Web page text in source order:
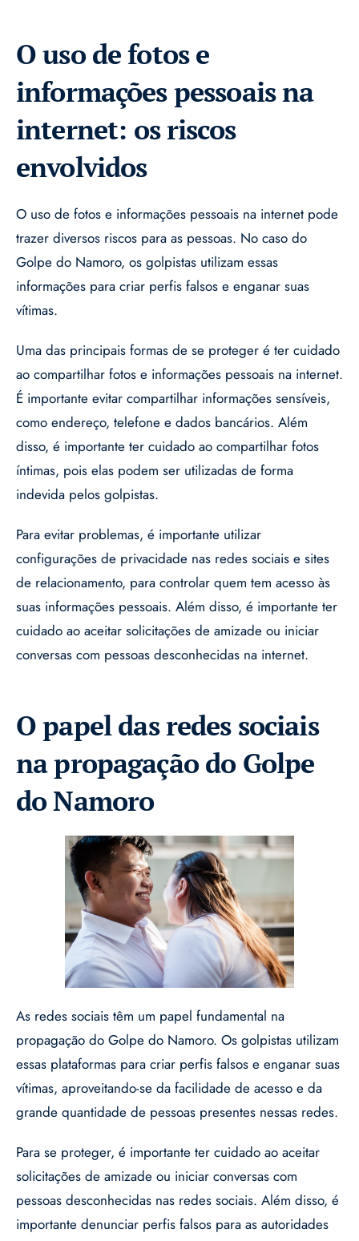
O uso de fotos e
informações pessoais na
internet: os riscos
envolvidos
O uso de fotos e informações pessoais na internet pode
trazer diversos riscos para as pessoas. No caso do
Golpe do Namoro, os golpistas utilizam essas
informações para criar perfis falsos e enganar suas
vítimas.
Uma das principais formas de se proteger é ter cuidado
ao compartilhar fotos e informações pessoais na internet.
É importante evitar compartilhar informações sensíveis,
como endereço, telefone e dados bancários. Além
disso, é importante ter cuidado ao compartilhar fotos
íntimas, pois elas podem ser utilizadas de forma
indevida pelos golpistas.
Para evitar problemas, é importante utilizar
configurações de privacidade nas redes sociais e sites
de relacionamento, para controlar quem tem acesso às
suas informações pessoais. Além disso, é importante ter
cuidado ao aceitar solicitações de amizade ou iniciar
conversas com pessoas desconhecidas na internet.
O papel das redes sociais
na propagação do Golpe
do Namoro
As redes sociais têm um papel fundamental na
propagação do Golpe do Namoro. Os golpistas utilizam
essas plataformas para criar perfis falsos e enganar suas
vítimas, aproveitando-se da facilidade de acesso e da
grande quantidade de pessoas presentes nessas redes.
Para se proteger, é importante ter cuidado ao aceitar
solicitações de amizade ou iniciar conversas com
pessoas desconhecidas nas redes sociais. Além disso, é
importante denunciar perfis falsos para as autoridades